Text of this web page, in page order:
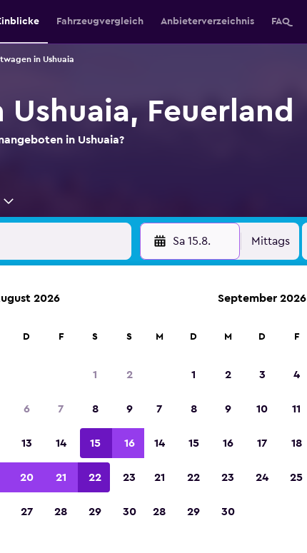
Fahrzeugvergleich Anbieterverzeichnis FAQ
in Ushuaia
Feuerland
in Ushuaia?
Sa 15.8. Mittags
an über 70.000 Standorten mit momondo.
Sieger 2023 gekürt
2026
D F S S
1 2
6 7 8 9
13 14 15 16
20 21 22 23
27 28 29 30
September 2026
M D M D F
1 2 3 4
7 8 9 10 11
14 15 16 17 18
21 22 23 24 25
28 29 30